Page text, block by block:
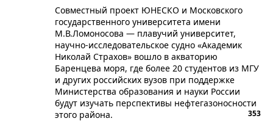
Совместный проект ЮНЕСКО и Московского
государственного университета имени
М.В.Ломоносова — плавучий университет,
научно-исследовательское судно «Академик
Николай Страхов» вошло в акваторию
Баренцева моря, где более 20 студентов из МГУ
и других российских вузов при поддержке
Министерства образования и науки России
будут изучать перспективы нефтегазоносности
этого района.
353